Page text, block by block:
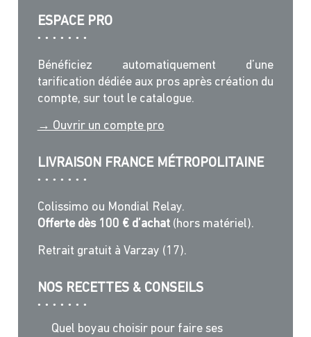
ESPACE PRO
Bénéficiez automatiquement d’une
tarification dédiée aux pros après création du
compte, sur tout le catalogue.
→ Ouvrir un compte pro
LIVRAISON FRANCE MÉTROPOLITAINE
Colissimo ou Mondial Relay.
Offerte dès 100 € d’achat (hors matériel).
Retrait gratuit à Varzay (17).
NOS RECETTES & CONSEILS
Quel boyau choisir pour faire ses